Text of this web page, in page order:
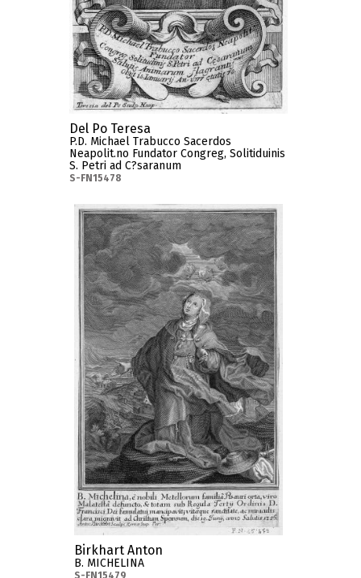
Del Po Teresa
P.D. Michael Trabucco Sacerdos
Neapolit.no Fundator Congreg, Solitiduinis
S. Petri ad C?saranum
S-FN15478
Birkhart Anton
B. MICHELINA
S-FN15479